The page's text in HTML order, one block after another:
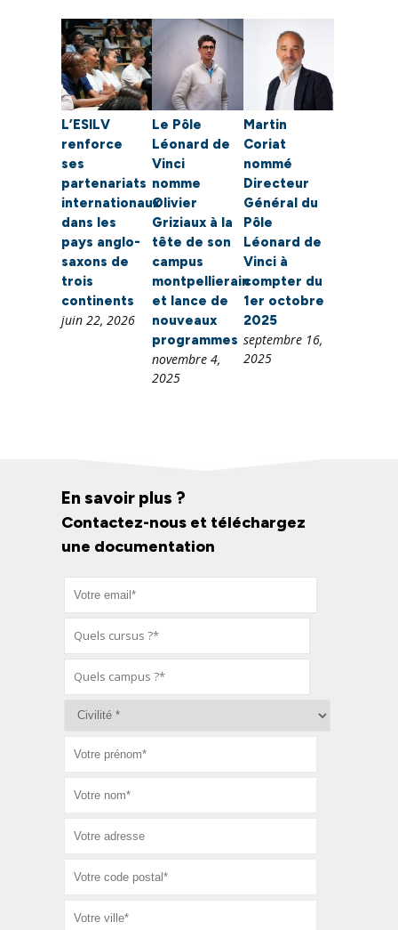
L’ESILV
renforce
ses
partenariats
internationaux
dans les
pays anglo-
saxons de
trois
continents
juin 22, 2026
Le Pôle
Léonard de
Vinci
nomme
Olivier
Griziaux à la
tête de son
campus
montpellierain
et lance de
nouveaux
programmes
novembre 4,
2025
Martin
Coriat
nommé
Directeur
Général du
Pôle
Léonard de
Vinci à
compter du
1er octobre
2025
septembre 16,
2025
En savoir plus ?
Contactez-nous et téléchargez
une documentation